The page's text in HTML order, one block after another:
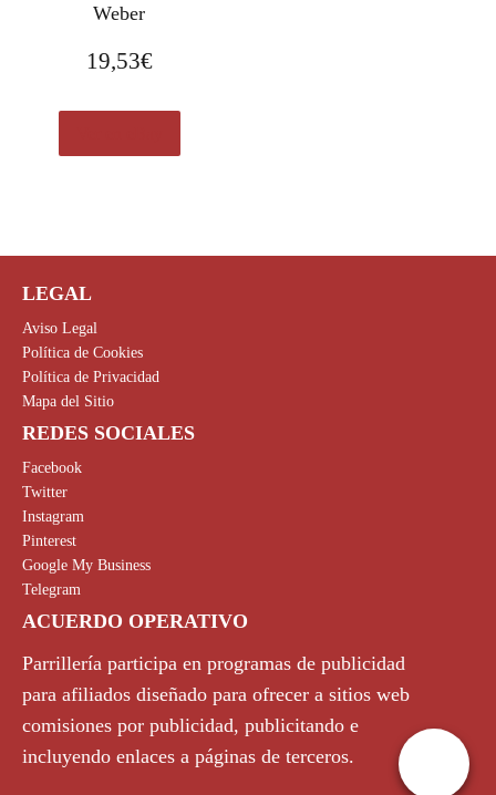
Weber
19,53€
LEGAL
Aviso Legal
Política de Cookies
Política de Privacidad
Mapa del Sitio
REDES SOCIALES
Facebook
Twitter
Instagram
Pinterest
Google My Business
Telegram
ACUERDO OPERATIVO
Parrillería participa en programas de publicidad
para afiliados diseñado para ofrecer a sitios web
comisiones por publicidad, publicitando e
incluyendo enlaces a páginas de terceros.